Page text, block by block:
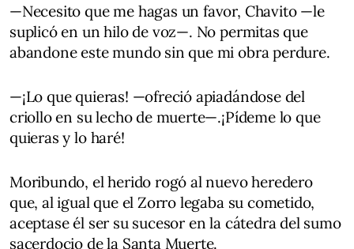
—Necesito que me hagas un favor, Chavito —le
suplicó en un hilo de voz—. No permitas que
abandone este mundo sin que mi obra perdure.
—¡Lo que quieras! —ofreció apiadándose del
criollo en su lecho de muerte—.¡Pídeme lo que
quieras y lo haré!
Moribundo, el herido rogó al nuevo heredero
que, al igual que el Zorro legaba su cometido,
aceptase él ser su sucesor en la cátedra del sumo
sacerdocio de la Santa Muerte.